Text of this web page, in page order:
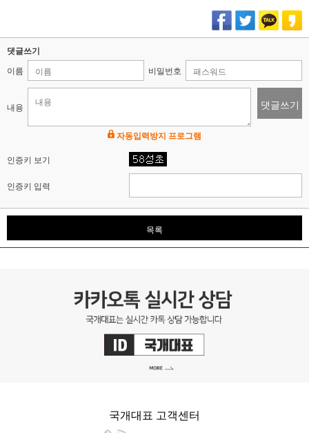
댓글쓰기
이름 비밀번호
내용 댓글쓰기
자동입력방지 프로그램
인증키 보기
인증키 입력
목록
국개대표 고객센터